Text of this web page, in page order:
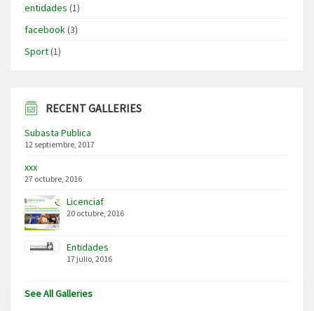
entidades (1)
facebook(3)
Sport(1)
RECENT GALLERIES
Subasta Publica
12 septiembre, 2017
xxx
27 octubre, 2016
Licenciaf
20 octubre, 2016
Entidades
17 julio, 2016
See All Galleries